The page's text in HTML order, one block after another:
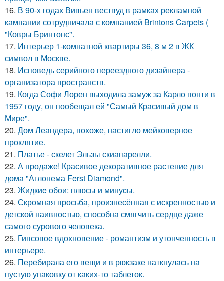
16. В 90-х годах Вивьен вествуд в рамках рекламной
кампании сотрудничала с компанией Brintons Carpets (
"Ковры Бринтонс".
17. Интерьер 1-комнатной квартиры 36, 8 м 2 в ЖК
символ в Москве.
18. Исповедь серийного переездного дизайнера -
организатора пространств.
19. Когда Софи Лорен выходила замуж за Карло понти в
1957 году, он пообещал ей "Самый Красивый дом в
Мире".
20. Дом Леандера, похоже, настигло мейковерное
проклятие.
21. Платье - скелет Эльзы скиапарелли.
22. А продаже! Красивое декоративное растение для
дома "Аглонема Ferst Diamond".
23. Жидкиe обои: плюсы и минуcы.
24. Скромная просьба, произнесённая с искренностью и
детской наивностью, способна смягчить сердце даже
самого сурового человека.
25. Гипсовое вдохновение - романтизм и утонченность в
интерьере.
26. Перебирала его вещи и в рюкзаке наткнулась на
пустую упаковку от каких-то таблеток.